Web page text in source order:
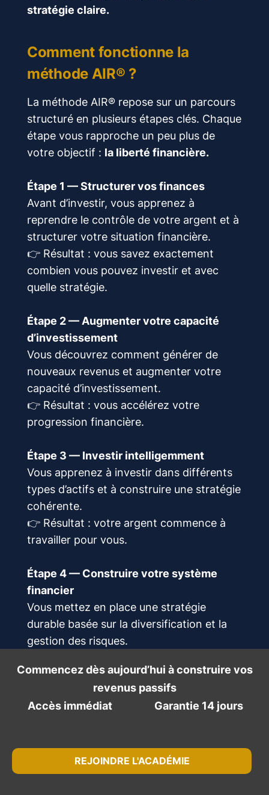
stratégie claire.
Comment fonctionne la
méthode AIR® ?
La méthode AIR® repose sur un parcours
structuré en plusieurs étapes clés. Chaque
étape vous rapproche un peu plus de
votre objectif : la liberté financière.
Étape 1 — Structurer vos finances
Avant d’investir, vous apprenez à
reprendre le contrôle de votre argent et à
structurer votre situation financière.
👉 Résultat : vous savez exactement
combien vous pouvez investir et avec
quelle stratégie.
Étape 2 — Augmenter votre capacité
d’investissement
Vous découvrez comment générer de
nouveaux revenus et augmenter votre
capacité d’investissement.
👉 Résultat : vous accélérez votre
progression financière.
Étape 3 — Investir intelligemment
Vous apprenez à investir dans différents
types d’actifs et à construire une stratégie
cohérente.
👉 Résultat : votre argent commence à
travailler pour vous.
Étape 4 — Construire votre système
financier
Vous mettez en place une stratégie
durable basée sur la diversification et la
gestion des risques.
progressivement votre indépendance
Le parcours complet sur 12 mois
L’Académie Investir et Réussir a été conçue
Commencez dès aujourd’hui à construire vos
revenus passifs
Accès immédiat
Garantie 14 jours
REJOINDRE L'ACADÉMIE